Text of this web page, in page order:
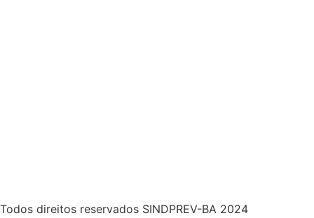
Todos direitos reservados SINDPREV-BA 2024